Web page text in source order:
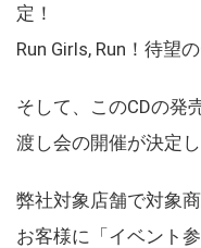
定！
Run Girls, Run！待望
そして、このCDの発
渡し会の開催が決定し
弊社対象店舗で対象
お客様に「イベント